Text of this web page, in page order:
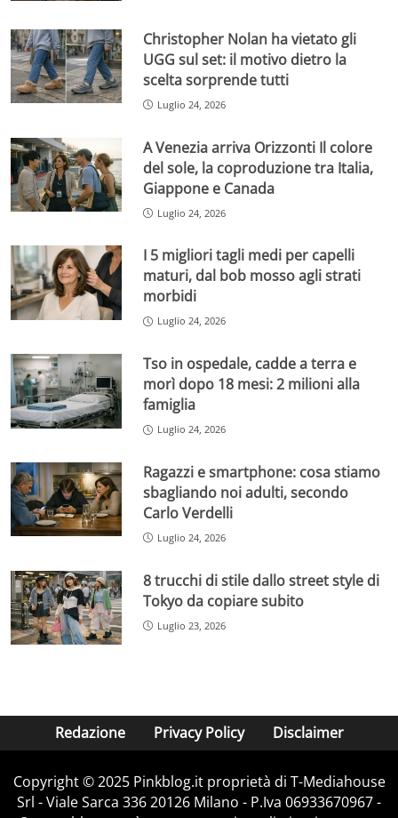
Christopher Nolan ha vietato gli
UGG sul set: il motivo dietro la
scelta sorprende tutti
Luglio 24, 2026
A Venezia arriva Orizzonti Il colore
del sole, la coproduzione tra Italia,
Giappone e Canada
Luglio 24, 2026
I 5 migliori tagli medi per capelli
maturi, dal bob mosso agli strati
morbidi
Luglio 24, 2026
Tso in ospedale, cadde a terra e
morì dopo 18 mesi: 2 milioni alla
famiglia
Luglio 24, 2026
Ragazzi e smartphone: cosa stiamo
sbagliando noi adulti, secondo
Carlo Verdelli
Luglio 24, 2026
8 trucchi di stile dallo street style di
Tokyo da copiare subito
Luglio 23, 2026
Redazione Privacy Policy Disclaimer
Copyright © 2025 Pinkblog.it proprietà di T-Mediahouse
Srl - Viale Sarca 336 20126 Milano - P.Iva 06933670967 -